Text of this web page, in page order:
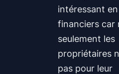
intéressant
financiers car
seulement les
propriétaires
pas pour leur